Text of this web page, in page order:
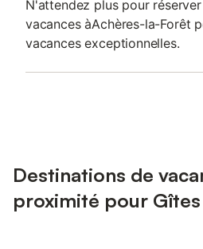
N'attendez plus pour
vacances àAchères-la-Forêt
vacances exceptionnelles.
Destinations de
proximité pour Gîtes